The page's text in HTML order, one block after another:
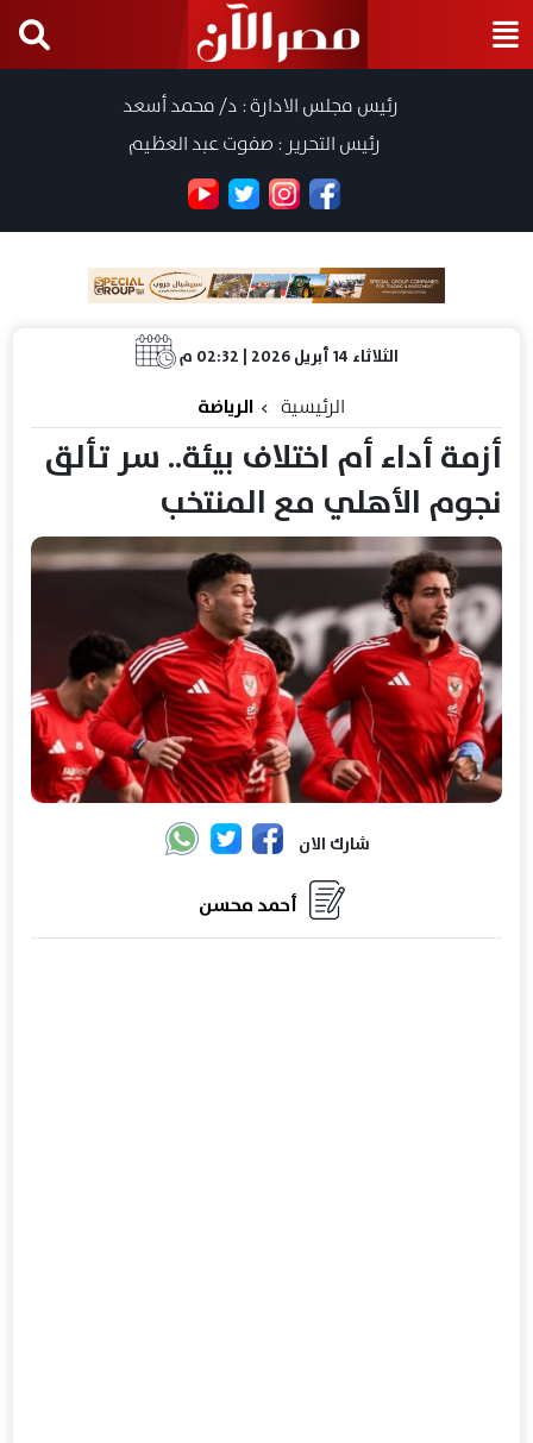
رئيس مجلس الادارة : د/ محمد أسعد
رئيس التحرير : صفوت عبد العظيم
الثلاثاء 14 أبريل 2026 | 02:32 م
الرئيسية الرياضة
أزمة أداء أم اختلاف بيئة.. سر تألق
نجوم الأهلي مع المنتخب
شارك الان
أحمد محسن